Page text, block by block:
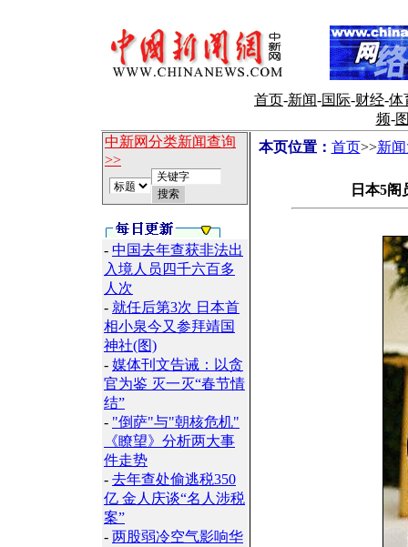
首页-新闻-国际-财经-体
频-
中新网分类新闻查询
>>
- 中国去年查获非法出
入境人员四千六百多
人次
- 就任后第3次 日本首
相小泉今又参拜靖国
神社(图)
- 媒体刊文告诫：以贪
官为鉴 灭一灭“春节情
结”
- "倒萨"与"朝核危机"
《瞭望》分析两大事
件走势
- 去年查处偷逃税350
亿 金人庆谈“名人涉税
案”
- 两股弱冷空气影响华
本页位置： 首页>>新
日本5